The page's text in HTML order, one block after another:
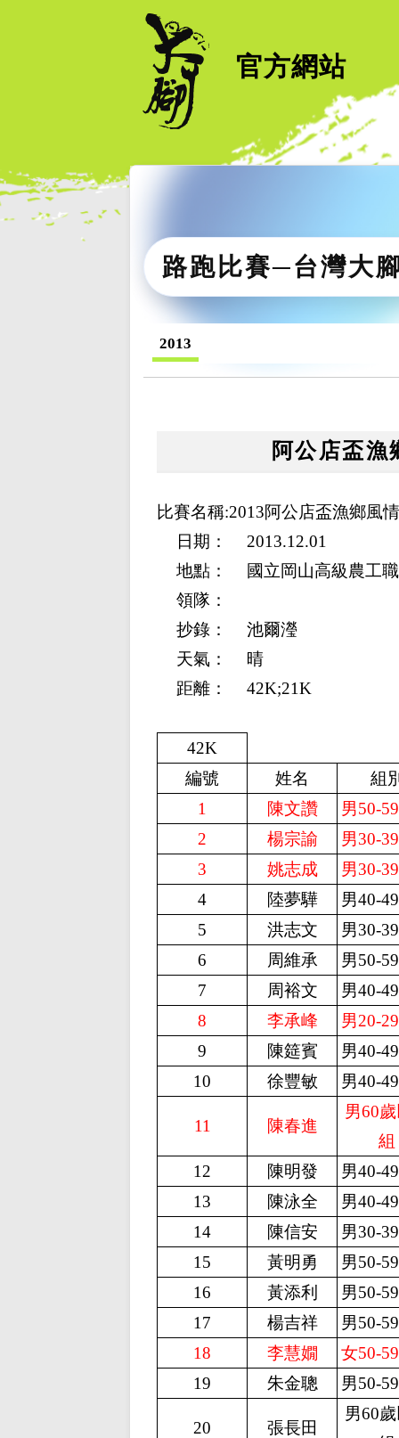
官方網站
路跑比賽─台灣大
2013
阿公店盃漁
比賽名稱:2013阿公店盃漁鄉風
日期：
2013.12.01
地點：
國立岡山高級農工
領隊：
抄錄：
池爾瀅
天氣：
晴
距離：
42K;21K
42K
編號
姓名
組
1
陳文讚
男50-
2
楊宗諭
男30-
3
姚志成
男30-
4
陸夢驊
男40-
5
洪志文
男30-
6
周維承
男50-
7
周裕文
男40-
8
李承峰
男20-
9
陳筵賓
男40-
10
徐豐敏 男40-
11 陳春進
男60
組
12
陳明發
男40-
13
陳泳全
男40-
14
陳信安
男30-
15
黃明勇
男50-
16
黃添利
男50-
17
楊吉祥
男50-
18
李慧嫺
女50-
19
朱金聰 男50-
20 張長田
男60